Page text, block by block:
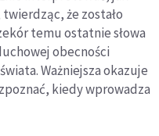
że zostało
temu ostatnie słowa
obecności
Ważniejsza okazuje
kiedy wprowadza